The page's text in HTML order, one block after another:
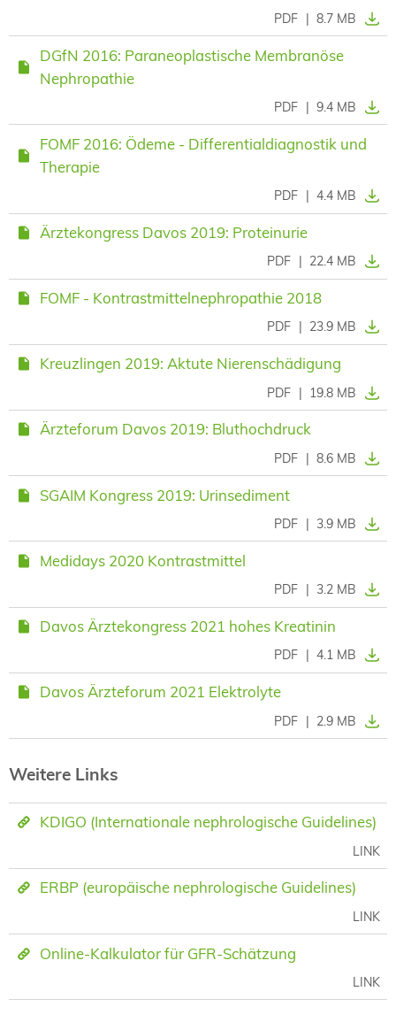
PDF | 8.7 MB
DGfN 2016: Paraneoplastische Membranöse
Nephropathie
PDF | 9.4 MB
FOMF 2016: Ödeme - Differentialdiagnostik und
Therapie
PDF | 4.4 MB
Ärztekongress Davos 2019: Proteinurie
PDF | 22.4 MB
FOMF - Kontrastmittelnephropathie 2018
PDF 23.9 MB
Kreuzlingen 2019: Aktute Nierenschädigung
PDF | 19.8 MB
Ärzteforum Davos 2019: Bluthochdruck
PDF | 8.6 MB
SGAIM Kongress 2019: Urinsediment
PDF | 3.9 MB
Medidays 2020 Kontrastmittel
PDF | 3.2 MB
Davos Ärztekongress 2021 hohes Kreatinin
PDF | 4.1 MB
Davos Ärzteforum 2021 Elektrolyte
PDF | 2.9 MB
Weitere Links
KDIGO (Internationale nephrologische Guidelines)
LINK
ERBP (europäische nephrologische Guidelines)
LINK
Online-Kalkulator für GFR-Schätzung
LINK